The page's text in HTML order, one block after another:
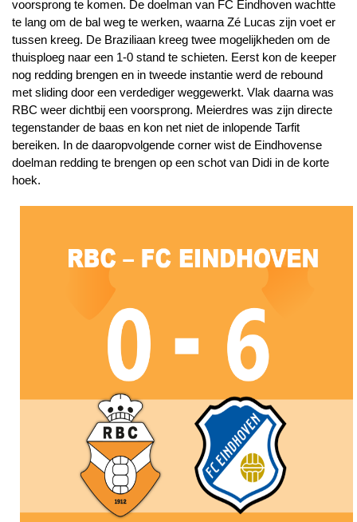
voorsprong te komen. De doelman van FC Eindhoven wachtte
te lang om de bal weg te werken, waarna Zé Lucas zijn voet er
tussen kreeg. De Braziliaan kreeg twee mogelijkheden om de
thuisploeg naar een 1-0 stand te schieten. Eerst kon de keeper
nog redding brengen en in tweede instantie werd de rebound
met sliding door een verdediger weggewerkt. Vlak daarna was
RBC weer dichtbij een voorsprong. Meierdres was zijn directe
tegenstander de baas en kon net niet de inlopende Tarfit
bereiken. In de daaropvolgende corner wist de Eindhovense
doelman redding te brengen op een schot van Didi in de korte
hoek.